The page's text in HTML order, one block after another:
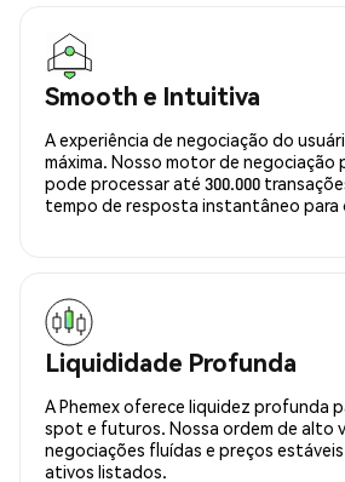
Smooth e Intuitiva
A experiência de negociação do
máxima. Nosso motor de negociação
pode processar até 300.000
tempo de resposta instantâneo para
Liquididade Profunda
A Phemex oferece liquidez profunda
spot e futuros. Nossa ordem de alto
negociações fluídas e preços
ativos listados.